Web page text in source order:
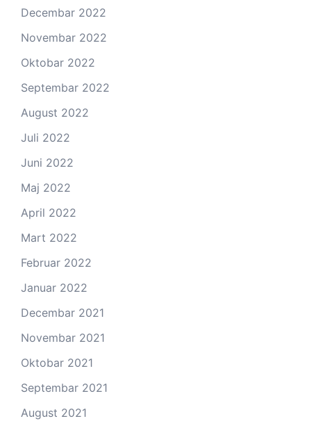
Decembar 2022
Novembar 2022
Oktobar 2022
Septembar 2022
August 2022
Juli 2022
Juni 2022
Maj 2022
April 2022
Mart 2022
Februar 2022
Januar 2022
Decembar 2021
Novembar 2021
Oktobar 2021
Septembar 2021
August 2021